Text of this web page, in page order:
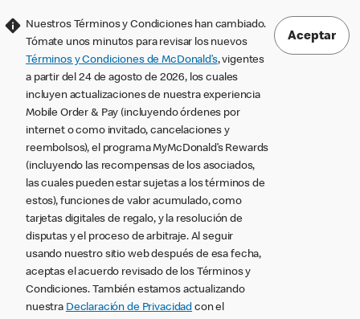
Nuestros Términos y Condiciones han cambiado.
Tómate unos minutos para revisar los nuevos
Términos y Condiciones de McDonald’s, vigentes
a partir del 24 de agosto de 2026, los cuales
incluyen actualizaciones de nuestra experiencia
Mobile Order & Pay (incluyendo órdenes por
internet o como invitado, cancelaciones y
reembolsos), el programa MyMcDonald’s Rewards
(incluyendo las recompensas de los asociados,
las cuales pueden estar sujetas a los términos de
estos), funciones de valor acumulado, como
tarjetas digitales de regalo, y la resolución de
disputas y el proceso de arbitraje. Al seguir
usando nuestro sitio web después de esa fecha,
aceptas el acuerdo revisado de los Términos y
Condiciones. También estamos actualizando
nuestra Declaración de Privacidad con el
Aceptar